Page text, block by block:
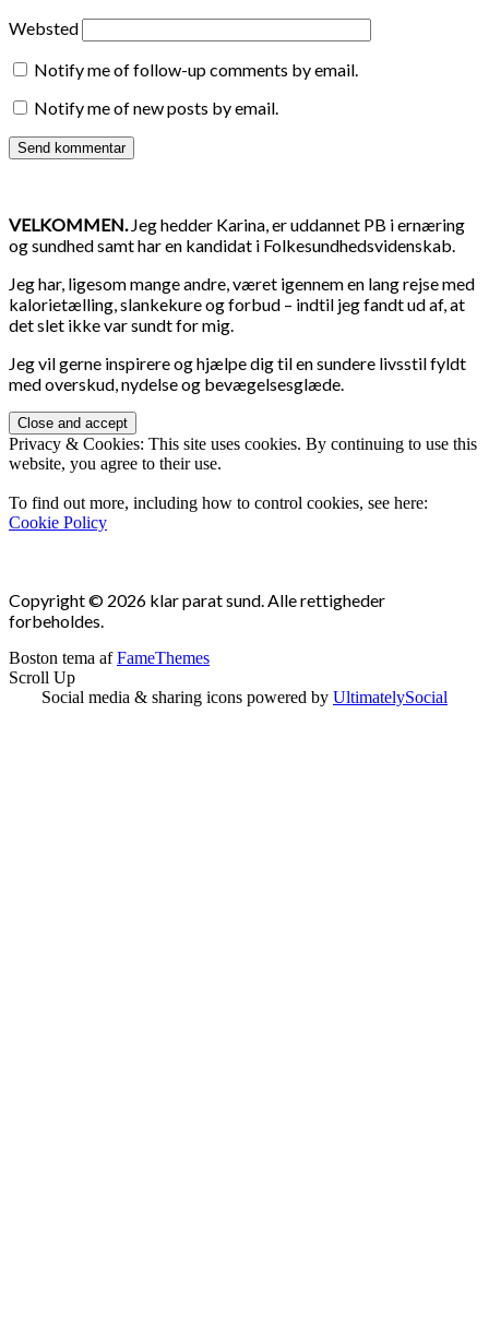
Websted
Notify me of follow-up comments by email.
Notify me of new posts by email.
VELKOMMEN.Jeg hedder Karina, er uddannet PB i ernæring
og sundhed samt har en kandidat i Folkesundhedsvidenskab.
Jeg har, ligesom mange andre, været igennem en lang rejse med
kalorietælling, slankekure og forbud – indtil jeg fandt ud af, at
det slet ikke var sundt for mig.
Jeg vil gerne inspirere og hjælpe dig til en sundere livsstil fyldt
med overskud, nydelse og bevægelsesglæde.
Privacy & Cookies: This site uses cookies. By continuing to use this
website, you agree to their use.
To find out more, including how to control cookies, see here:
Cookie Policy
Copyright © 2026 klar parat sund. Alle rettigheder
forbeholdes.
Boston tema afFameThemes
Scroll Up
Social media & sharing icons powered by UltimatelySocial